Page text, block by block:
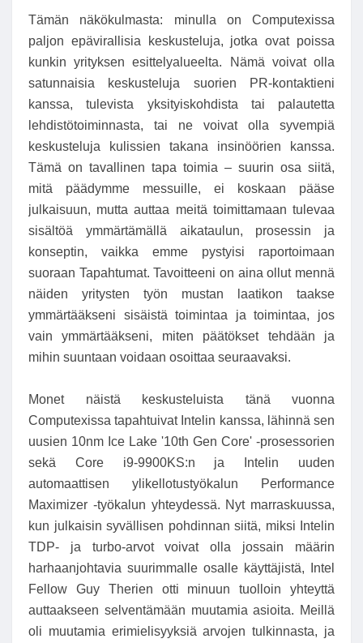
Tämän näkökulmasta: minulla on Computexissa
paljon epävirallisia keskusteluja, jotka ovat poissa
kunkin yrityksen esittelyalueelta. Nämä voivat olla
satunnaisia ​​keskusteluja suorien PR-kontaktieni
kanssa, tulevista yksityiskohdista tai palautetta
lehdistötoiminnasta, tai ne voivat olla syvempiä
keskusteluja kulissien takana insinöörien kanssa.
Tämä on tavallinen tapa toimia – suurin osa siitä,
mitä päädymme messuille, ei koskaan pääse
julkaisuun, mutta auttaa meitä toimittamaan tulevaa
sisältöä ymmärtämällä aikataulun, prosessin ja
konseptin, vaikka emme pystyisi raportoimaan
suoraan Tapahtumat. Tavoitteeni on aina ollut mennä
näiden yritysten työn mustan laatikon taakse
ymmärtääkseni sisäistä toimintaa ja toimintaa, jos
vain ymmärtääkseni, miten päätökset tehdään ja
mihin suuntaan voidaan osoittaa seuraavaksi.
Monet näistä keskusteluista tänä vuonna
Computexissa tapahtuivat Intelin kanssa, lähinnä sen
uusien 10nm Ice Lake '10th Gen Core' -prosessorien
sekä Core i9-9900KS:n ja Intelin uuden
automaattisen ylikellotustyökalun Performance
Maximizer -työkalun yhteydessä. Nyt marraskuussa,
kun julkaisin syvällisen pohdinnan siitä, miksi Intelin
TDP- ja turbo-arvot voivat olla jossain määrin
harhaanjohtavia suurimmalle osalle käyttäjistä, Intel
Fellow Guy Therien otti minuun tuolloin yhteyttä
auttaakseen selventämään muutamia asioita. Meillä
oli muutamia erimielisyyksiä arvojen tulkinnasta, ja